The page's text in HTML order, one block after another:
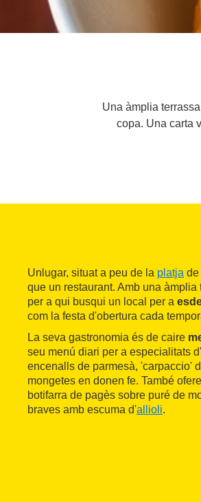
Una àmplia
copa. Una carta
Unlugar, situat a peu de la platja de
que un restaurant. Amb una
per a qui busqui un local per a
com la festa d'obertura cada
La seva gastronomia és de caire
seu menú diari per a especialitats d'
encenalls de parmesà, 'carpaccio'
mongetes en donen fe. També
botifarra de pagès sobre puré de
braves amb escuma d'allioli.